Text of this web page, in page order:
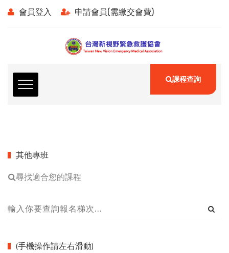
會員登入 申請會員(需繳交會費)
課程查詢
其他專班
尋找適合您的課程
(手機操作請左右滑動)